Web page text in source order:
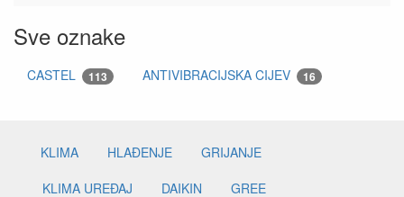
Sve oznake
CASTEL 113 ANTIVIBRACIJSKA CIJEV 16
KLIMA HLAĐENJE
GRIJANJE
KLIMA UREĐAJ
DAIKIN
GREE